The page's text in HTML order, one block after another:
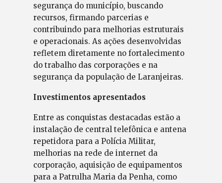
segurança do município, buscando
recursos, firmando parcerias e
contribuindo para melhorias estruturais
e operacionais. As ações desenvolvidas
refletem diretamente no fortalecimento
do trabalho das corporações e na
segurança da população de Laranjeiras.
Investimentos apresentados
Entre as conquistas destacadas estão a
instalação de central telefônica e antena
repetidora para a Polícia Militar,
melhorias na rede de internet da
corporação, aquisição de equipamentos
para a Patrulha Maria da Penha, como